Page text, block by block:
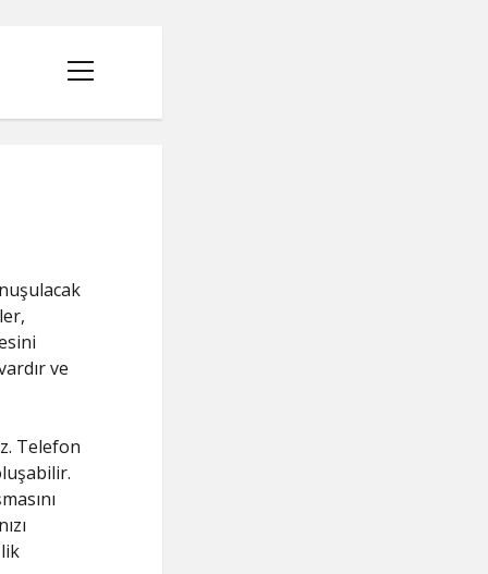
menüyü
aç
ve
Telefon